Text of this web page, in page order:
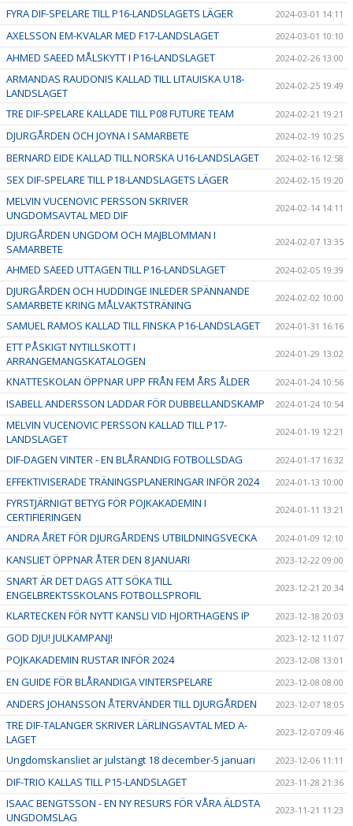
FYRA DIF-SPELARE TILL P16-LANDSLAGETS LÄGER 2024-03-01 14:11
AXELSSON EM-KVALAR MED F17-LANDSLAGET 2024-03-01 10:10
AHMED SAEED MÅLSKYTT I P16-LANDSLAGET 2024-02-26 13:00
ARMANDAS RAUDONIS KALLAD TILL LITAUISKA U18-
LANDSLAGET
2024-02-25 19:49
TRE DIF-SPELARE KALLADE TILL P08 FUTURE TEAM 2024-02-21 19:21
DJURGÅRDEN OCH JOYNA I SAMARBETE 2024-02-19 10:25
BERNARD EIDE KALLAD TILL NORSKA U16-LANDSLAGET 2024-02-16 12:58
SEX DIF-SPELARE TILL P18-LANDSLAGETS LÄGER 2024-02-15 19:20
MELVIN VUCENOVIC PERSSON SKRIVER
UNGDOMSAVTAL MED DIF
2024-02-14 14:11
DJURGÅRDEN UNGDOM OCH MAJBLOMMAN I
SAMARBETE
2024-02-07 13:35
AHMED SAEED UTTAGEN TILL P16-LANDSLAGET 2024-02-05 19:39
DJURGÅRDEN OCH HUDDINGE INLEDER SPÄNNANDE
SAMARBETE KRING MÅLVAKTSTRÄNING
2024-02-02 10:00
SAMUEL RAMOS KALLAD TILL FINSKA P16-LANDSLAGET 2024-01-31 16:16
ETT PÅSKIGT NYTILLSKOTT I
ARRANGEMANGSKATALOGEN
2024-01-29 13:02
KNATTESKOLAN ÖPPNAR UPP FRÅN FEM ÅRS ÅLDER 2024-01-24 10:56
ISABELL ANDERSSON LADDAR FÖR DUBBELLANDSKAMP 2024-01-24 10:54
MELVIN VUCENOVIC PERSSON KALLAD TILL P17-
LANDSLAGET
2024-01-19 12:21
DIF-DAGEN VINTER - EN BLÅRANDIG FOTBOLLSDAG 2024-01-17 16:32
EFFEKTIVISERADE TRÄNINGSPLANERINGAR INFÖR 2024 2024-01-13 10:00
FYRSTJÄRNIGT BETYG FÖR POJKAKADEMIN I
CERTIFIERINGEN
2024-01-11 13:21
ANDRA ÅRET FÖR DJURGÅRDENS UTBILDNINGSVECKA 2024-01-09 12:10
KANSLIET ÖPPNAR ÅTER DEN 8 JANUARI 2023-12-22 09:00
SNART ÄR DET DAGS ATT SÖKA TILL
ENGELBREKTSSKOLANS FOTBOLLSPROFIL
2023-12-21 20:34
KLARTECKEN FÖR NYTT KANSLI VID HJORTHAGENS IP 2023-12-18 20:03
GOD DJU! JULKAMPANJ! 2023-12-12 11:07
POJKAKADEMIN RUSTAR INFÖR 2024 2023-12-08 13:01
EN GUIDE FÖR BLÅRANDIGA VINTERSPELARE 2023-12-08 08:00
ANDERS JOHANSSON ÅTERVÄNDER TILL DJURGÅRDEN 2023-12-07 18:05
TRE DIF-TALANGER SKRIVER LÄRLINGSAVTAL MED A-
LAGET
2023-12-07 09:46
Ungdomskansliet är julstängt 18 december-5 januari 2023-12-06 11:11
DIF-TRIO KALLAS TILL P15-LANDSLAGET 2023-11-28 21:36
ISAAC BENGTSSON - EN NY RESURS FÖR VÅRA ÄLDSTA
UNGDOMSLAG
2023-11-21 11:23